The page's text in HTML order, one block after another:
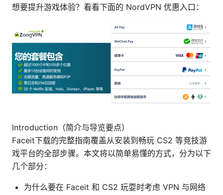
想要提升游戏体验？看看下面的 NordVPN 优惠入口：
Introduction（简介与导览要点）
Faceit下载的完整指南覆盖从安装到畅玩 CS2 等竞技游
戏平台的全部步骤。本文将以简单易懂的方式，分为以下
几个部分：
为什么要在 Faceit 和 CS2 玩耍时考虑 VPN 与网络